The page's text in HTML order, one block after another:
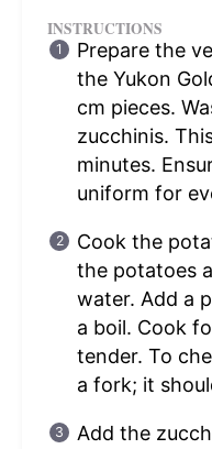
INSTRUCTIONS
Prepare the
the Yukon
cm pieces.
zucchinis.
minutes.
uniform for
Cook the
the potatoes
water. Add a
a boil. Cook
tender. To
a fork; it
Add the